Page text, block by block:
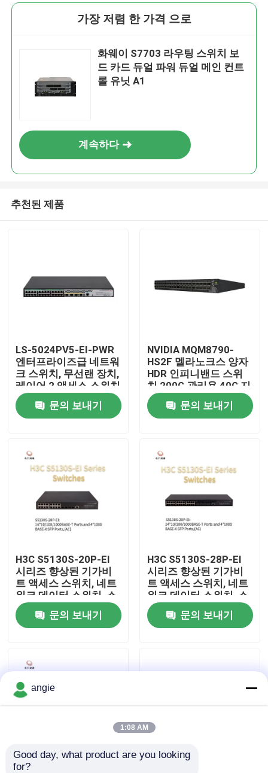
제품
우리 에 관한 것
품질 관리
저희와 연락
사건
랙 스토리지 서버
가장 저렴 한 가격 으로
화웨이 S7703 라우팅 스위치 보
드 카드 듀얼 파워 듀얼 메인 컨트
롤 유닛 A1
계속하다
추천된 제품
LS-5024PV5-EI-PWR
엔터프라이즈급 네트워
크 스위치, 무선랜 장치,
레이어 2 액세스 스위치
문의 보내기
NVIDIA MQM8790-
HS2F 멜라노크스 양자
HDR 인피니밴드 스위
치 200G 관리용 40G 지
능형
문의 보내기
H3C S5130S-20P-EI
시리즈 향상된 기가비
트 액세스 스위치, 네트
워크 데이터 스위치, 스
마트 네트워크 스위치
문의 보내기
H3C S5130S-28P-EI
시리즈 향상된 기가비
트 액세스 스위치, 네트
워크 데이터 스위치, 스
마트 네트워크 스위치
문의 보내기
H3C S5130S-52P-EI
angie
1:08 AM
Good day, what product are you looking
for?